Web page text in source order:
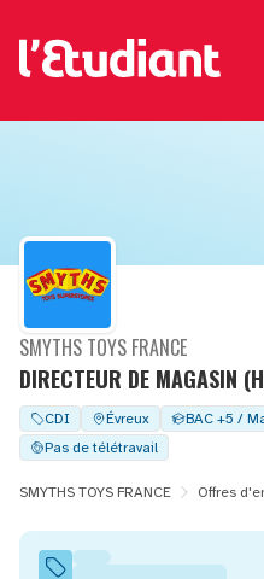
DIRECTEUR DE MAGASIN
SMYTHS TOYS FRANCE
CDI Évreux BAC +5 /
Pas de télétravail
SMYTHS TOYS FRANCE Offres